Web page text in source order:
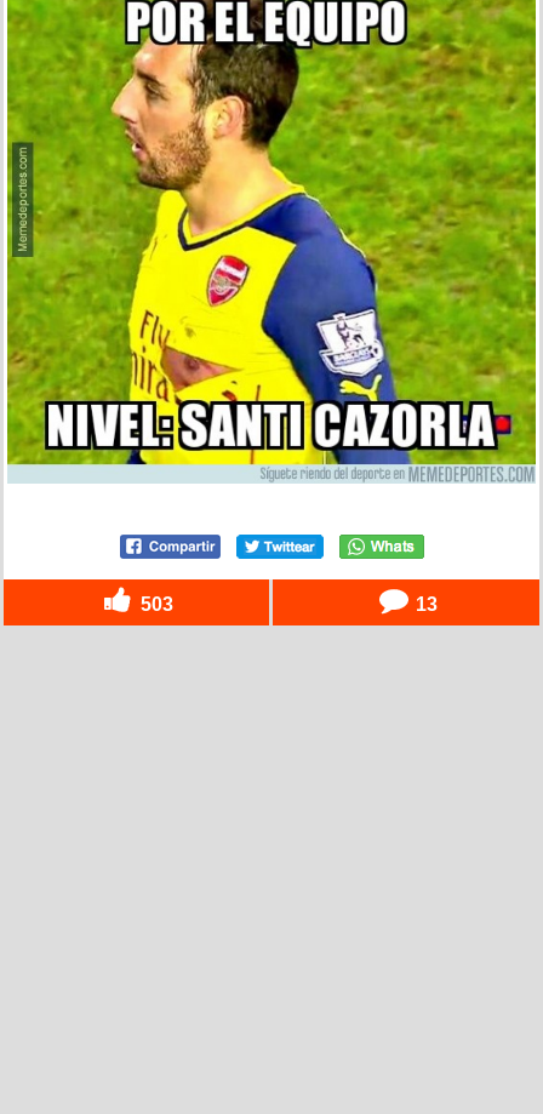
503 13